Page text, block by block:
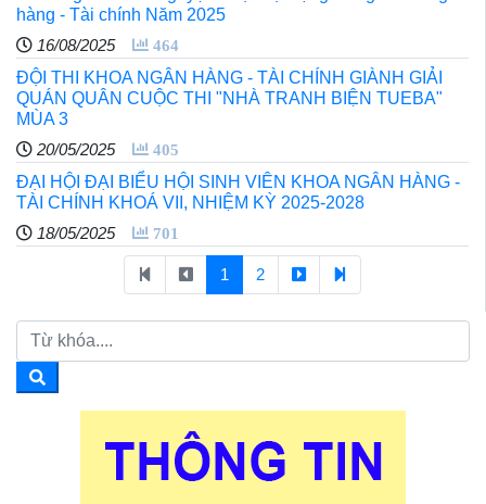
hàng - Tài chính Năm 2025
16/08/2025
464
ĐỘI THI KHOA NGÂN HÀNG - TÀI CHÍNH GIÀNH GIẢI
QUÁN QUÂN CUỘC THI "NHÀ TRANH BIỆN TUEBA"
MÙA 3
20/05/2025
405
ĐẠI HỘI ĐẠI BIỂU HỘI SINH VIÊN KHOA NGÂN HÀNG -
TÀI CHÍNH KHOÁ VII, NHIỆM KỲ 2025-2028
18/05/2025
701
1 2